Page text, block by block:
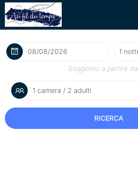
Soggiorno a partire da
1 camera / 2 adulti